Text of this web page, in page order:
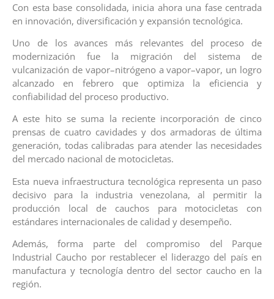
Con esta base consolidada, inicia ahora una fase centrada
en innovación, diversificación y expansión tecnológica.
Uno de los avances más relevantes del proceso de
modernización fue la migración del sistema de
vulcanización de vapor–nitrógeno a vapor–vapor, un logro
alcanzado en febrero que optimiza la eficiencia y
confiabilidad del proceso productivo.
A este hito se suma la reciente incorporación de cinco
prensas de cuatro cavidades y dos armadoras de última
generación, todas calibradas para atender las necesidades
del mercado nacional de motocicletas.
Esta nueva infraestructura tecnológica representa un paso
decisivo para la industria venezolana, al permitir la
producción local de cauchos para motocicletas con
estándares internacionales de calidad y desempeño.
Además, forma parte del compromiso del Parque
Industrial Caucho por restablecer el liderazgo del país en
manufactura y tecnología dentro del sector caucho en la
región.